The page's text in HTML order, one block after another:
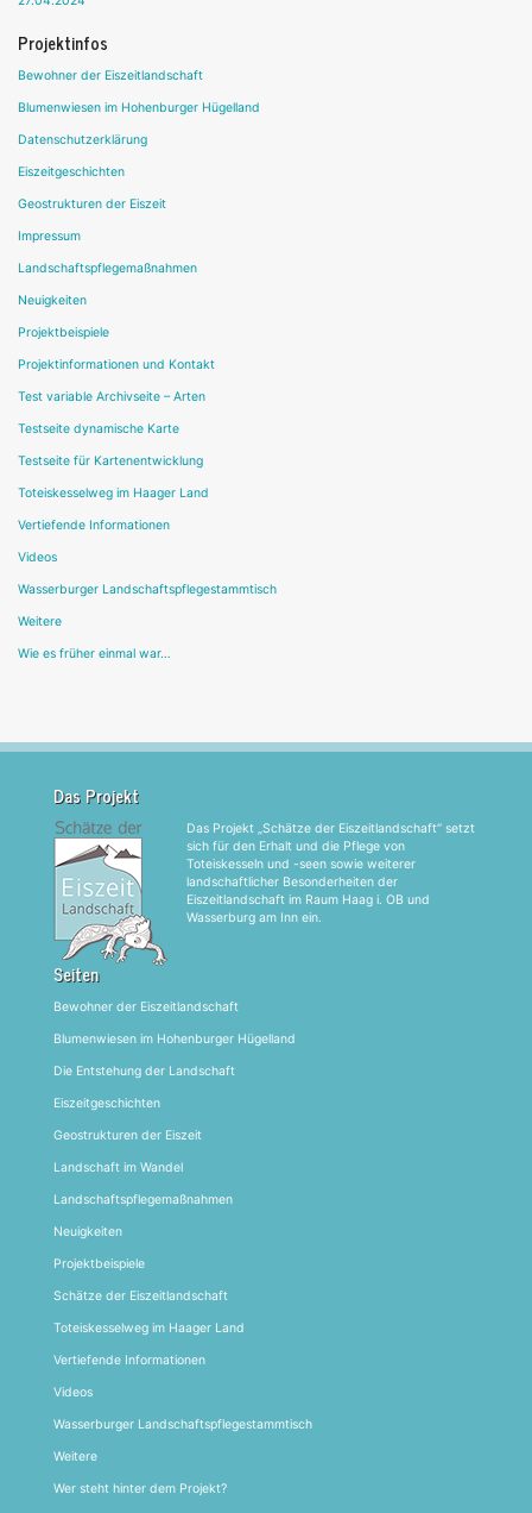
Projektinfos
Bewohner der Eiszeitlandschaft
Blumenwiesen im Hohenburger Hügelland
Datenschutzerklärung
Eiszeitgeschichten
Geostrukturen der Eiszeit
Impressum
Landschaftspflegemaßnahmen
Neuigkeiten
Projektbeispiele
Projektinformationen und Kontakt
Test variable Archivseite – Arten
Testseite dynamische Karte
Testseite für Kartenentwicklung
Toteiskesselweg im Haager Land
Vertiefende Informationen
Videos
Wasserburger Landschaftspflegestammtisch
Weitere
Wie es früher einmal war…
Das Projekt
Das Projekt „Schätze der Eiszeitlandschaft“ setzt
sich für den Erhalt und die Pflege von
Toteiskesseln und -seen sowie weiterer
landschaftlicher Besonderheiten der
Eiszeitlandschaft im Raum Haag i. OB und
Wasserburg am Inn ein.
Seiten
Bewohner der Eiszeitlandschaft
Blumenwiesen im Hohenburger Hügelland
Die Entstehung der Landschaft
Eiszeitgeschichten
Geostrukturen der Eiszeit
Landschaft im Wandel
Landschaftspflegemaßnahmen
Neuigkeiten
Projektbeispiele
Schätze der Eiszeitlandschaft
Toteiskesselweg im Haager Land
Vertiefende Informationen
Videos
Wasserburger Landschaftspflegestammtisch
Weitere
Wer steht hinter dem Projekt?